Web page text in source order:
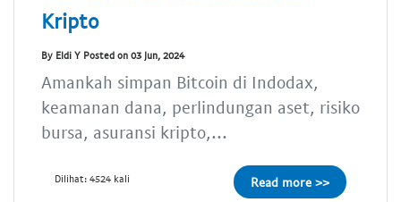
Kripto
By Eldi Y Posted on 03 Jun, 2024
Amankah simpan Bitcoin di Indodax,
keamanan dana, perlindungan aset, risiko
bursa, asuransi kripto,...
Dilihat: 4524 kali Read more >>